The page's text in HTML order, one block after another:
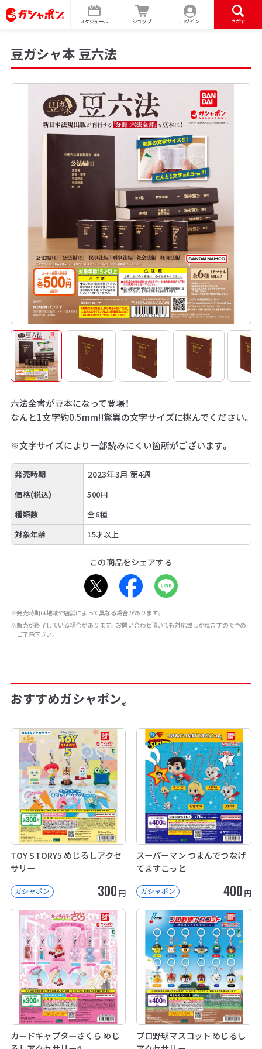
スケジュール ショップ ログイン さがす
豆ガシャ本 豆六法
六法全書が豆本になって登場！
なんと1文字約0.5mm!!驚異の文字サイズに挑んでください。
※文字サイズにより一部読みにくい箇所がございます。
発売時期 2023年3月 第4週
価格(税込)
500円
種類数
全6種
対象年齢
15才以上
この商品をシェアする
※発売時期は地域や店舗によって異なる場合があります。
※販売が終了している場合があります。お問い合わせ頂いても対応致しかねますので予め
ご了承下さい。
おすすめガシャポン®
TOY STORY5 めじるしアクセ
サリー
ガシャポン 300 円
スーパーマン つまんでつなげ
てますこっと
ガシャポン 400 円
カードキャプターさくら めじ
プロ野球マスコット めじるし